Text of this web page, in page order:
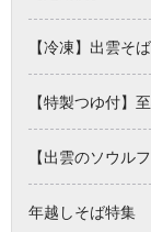
【冷凍】出雲そ
【特製つゆ付】
【出雲のソウル
年越しそば特集